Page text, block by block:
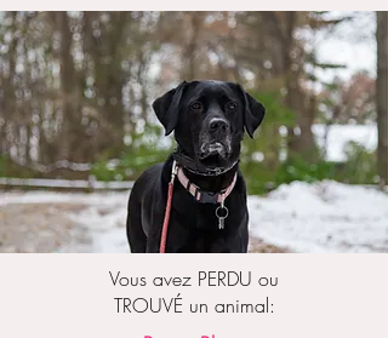
Vous avez PERDU ou
TROUVÉ un animal: